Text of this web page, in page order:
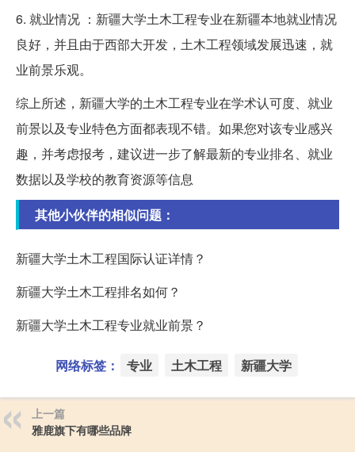
6. 就业情况 ：新疆大学土木工程专业在新疆本地就业情况
良好，并且由于西部大开发，土木工程领域发展迅速，就
业前景乐观。
综上所述，新疆大学的土木工程专业在学术认可度、就业
前景以及专业特色方面都表现不错。如果您对该专业感兴
趣，并考虑报考，建议进一步了解最新的专业排名、就业
数据以及学校的教育资源等信息
其他小伙伴的相似问题：
新疆大学土木工程国际认证详情？
新疆大学土木工程排名如何？
新疆大学土木工程专业就业前景？
网络标签： 专业 土木工程 新疆大学
上一篇
雅鹿旗下有哪些品牌